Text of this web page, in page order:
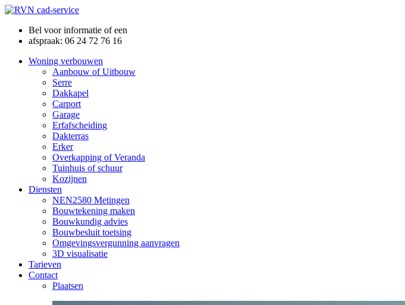
Bel voor informatie of een
afspraak: 06 24 72 76 16
Woning verbouwen
Aanbouw of Uitbouw
Serre
Dakkapel
Carport
Garage
Erfafscheiding
Dakterras
Erker
Overkapping of Veranda
Tuinhuis of schuur
Kozijnen
Diensten
NEN2580 Metingen
Bouwtekening maken
Bouwkundig advies
Bouwbesluit toetsing
Omgevingsvergunning aanvragen
3D visualisatie
Tarieven
Contact
Plaatsen